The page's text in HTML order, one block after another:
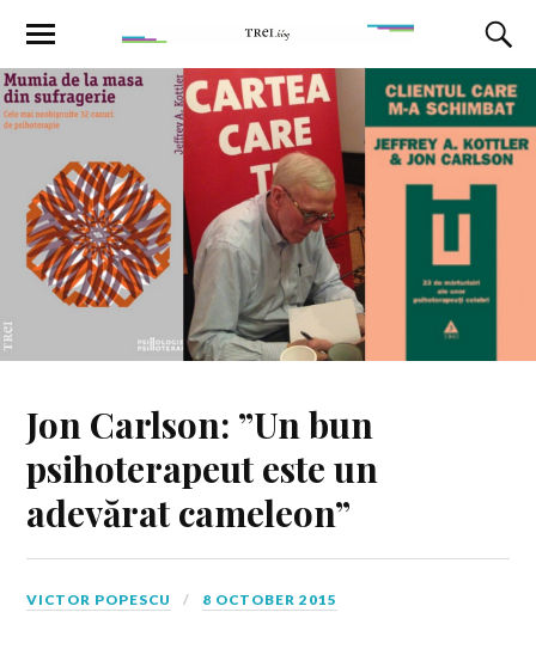
Jon Carlson: ”Un bun
psihoterapeut este un
adevărat cameleon”
VICTOR POPESCU 8 OCTOBER 2015